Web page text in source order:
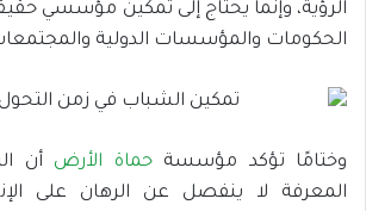
الرؤية، وإنما يحتاج إلى تمكين مؤسسي
الحكومات والمؤسسات الدولية
وختامًا تؤكد مؤسسةحماة الأرض أن
المعرفة لا ينفصل عن الرهان على